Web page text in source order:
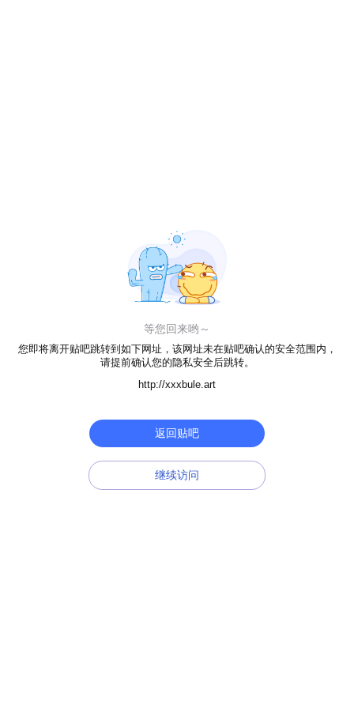
等您回来哟～
您即将离开贴吧跳转到如下网址，该网址未在贴吧确认的安全范围内，
请提前确认您的隐私安全后跳转。
http://xxxbule.art
返回贴吧
继续访问